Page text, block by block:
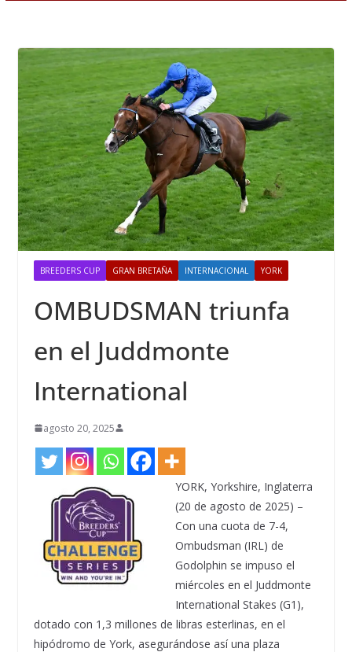
BREEDERS CUP GRAN BRETAÑA INTERNACIONAL YORK
OMBUDSMAN triunfa
en el Juddmonte
International
agosto 20, 2025
YORK, Yorkshire, Inglaterra
(20 de agosto de 2025) –
Con una cuota de 7-4,
Ombudsman (IRL) de
Godolphin se impuso el
miércoles en el Juddmonte
International Stakes (G1),
dotado con 1,3 millones de libras esterlinas, en el
hipódromo de York, asegurándose así una plaza